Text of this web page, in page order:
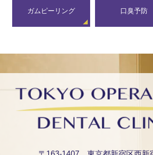
ガムピーリング 口臭予防